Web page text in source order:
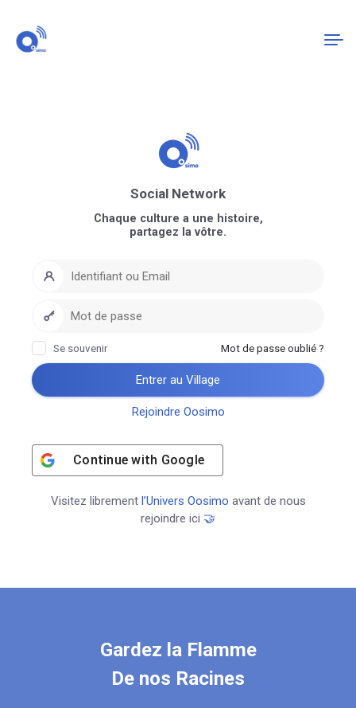
Gardez la Flamme
De nos Racines
Social Network
Chaque culture a une histoire,
partagez la vôtre.
Se souvenir Mot de passe oublié ?
Entrer au Village
Rejoindre Oosimo
Continue with Google
Visitez librement l’Univers Oosimo avant de nous
rejoindre ici 🤝